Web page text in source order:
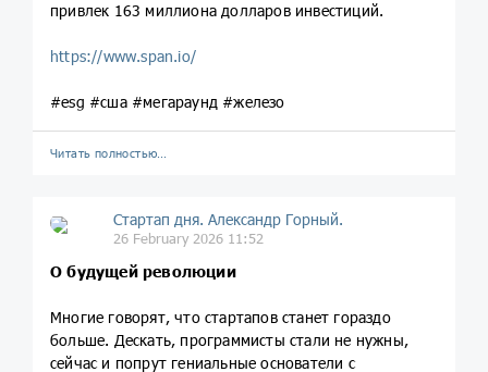
привлек 163 миллиона долларов инвестиций.
https://www.span.io/
#esg #сша #мегараунд #железо
Читать полностью…
Стартап дня. Александр Горный.
26 February 2026 11:52
О будущей революции
Многие говорят, что стартапов станет гораздо
больше. Дескать, программисты стали не нужны,
сейчас и попрут гениальные основатели с